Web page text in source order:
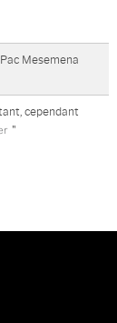
Mesemena
cependant
"